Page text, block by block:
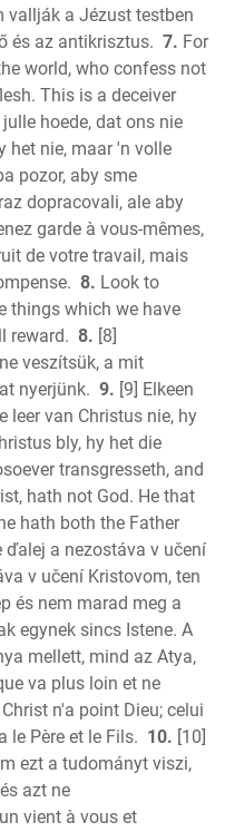
vallják a Jézust testben
és az antikrisztus. 7. For
world, who confess not
This is a deceiver
julle hoede, dat ons nie
het nie, maar 'n volle
pozor, aby sme
dopracovali, ale aby
garde à vous-mêmes,
de votre travail, mais
8. Look to
things which we have
reward. 8. [8]
veszítsük, a mit
nyerjünk. 9. [9] Elkeen
leer van Christus nie, hy
bly, hy het die
transgresseth, and
hath not God. He that
hath both the Father
ďalej a nezostáva v učení
v učení Kristovom, ten
és nem marad meg a
egynek sincs Istene. A
mellett, mind az Atya,
va plus loin et ne
n'a point Dieu; celui
le Père et le Fils. 10. [10]
ezt a tudományt viszi,
azt ne
vient à vous et